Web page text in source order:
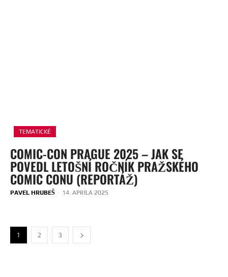
TEMATICKÉ
COMIC-CON PRAGUE 2025 – JAK SE
POVEDL LETOŠNÍ ROČNÍK PRAŽSKÉHO
COMIC CONU (REPORTÁŽ)
PAVEL HRUBEŠ - 14. APRÍLA 2025
1 2 3